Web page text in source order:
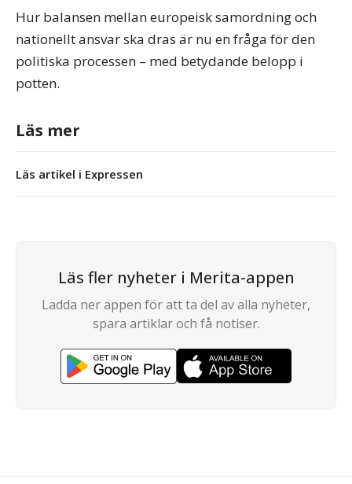
Hur balansen mellan europeisk samordning och
nationellt ansvar ska dras är nu en fråga för den
politiska processen – med betydande belopp i
potten.
Läs mer
Läs artikel i Expressen
Läs fler nyheter i Merita-appen
Ladda ner appen för att ta del av alla nyheter,
spara artiklar och få notiser.